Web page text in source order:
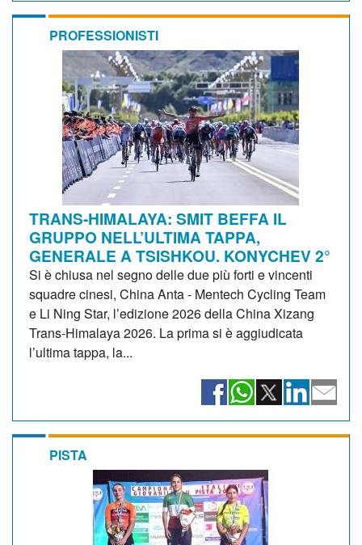
PROFESSIONISTI
TRANS-HIMALAYA: SMIT BEFFA IL
GRUPPO NELL’ULTIMA TAPPA,
GENERALE A TSISHKOU. KONYCHEV 2°
Si è chiusa nel segno delle due più forti e vincenti
squadre cinesi, China Anta - Mentech Cycling Team
e Li Ning Star, l’edizione 2026 della China Xizang
Trans-Himalaya 2026. La prima si è aggiudicata
l’ultima tappa, la...
PISTA